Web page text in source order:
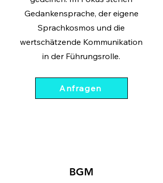
Gedankensprache, der eigene
Sprachkosmos und die
wertschätzende Kommunikation
in der Führungsrolle.
Anfragen
BGM